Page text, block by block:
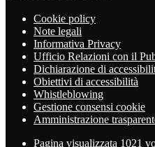
Cookie policy
Note legali
Informativa Privacy
Ufficio Relazioni con il
Dichiarazione di
Obiettivi di accessibilità
Whistleblowing
Gestione consensi cookie
Amministrazione
Pagina visualizzata 1021